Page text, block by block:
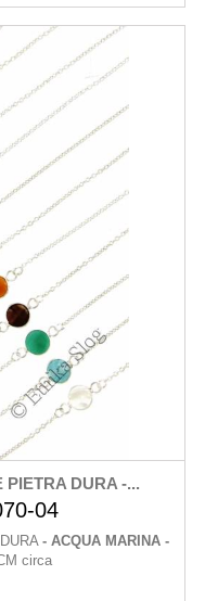
DURA -...
04
- ACQUA MARINA -
circa